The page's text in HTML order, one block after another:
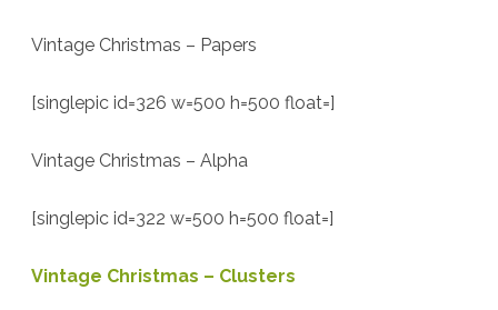
Vintage Christmas – Papers
[singlepic id=326 w=500 h=500 float=]
Vintage Christmas – Alpha
[singlepic id=322 w=500 h=500 float=]
Vintage Christmas – Clusters